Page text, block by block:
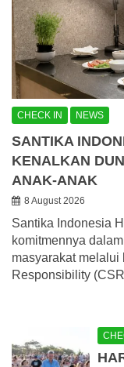
CHECK IN NEWS
SANTIKA
KENALKAN
ANAK-ANAK
8 August 2026
Santika Indonesia
komitmennya
masyarakat melalui
Responsibility